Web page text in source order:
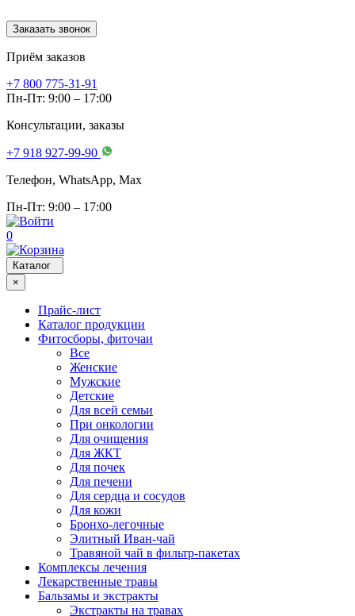
Заказать звонок
Приём заказов
+7 800 775-31-91
Пн-Пт: 9:00 – 17:00
Консультации, заказы
+7 918 927-99-90
Телефон, WhatsApp, Мах
Пн-Пт: 9:00 – 17:00
0
Каталог
×
Прайс-лист
Каталог продукции
Фитосборы, фиточаи
Все
Женские
Мужские
Детские
Для всей семьи
При онкологии
Для очищения
Для ЖКТ
Для почек
Для печени
Для сердца и сосудов
Для кожи
Бронхо-легочные
Элитный Иван-чай
Травяной чай в фильтр-пакетах
Комплексы лечения
Лекарственные травы
Бальзамы и экстракты
Экстракты на травах